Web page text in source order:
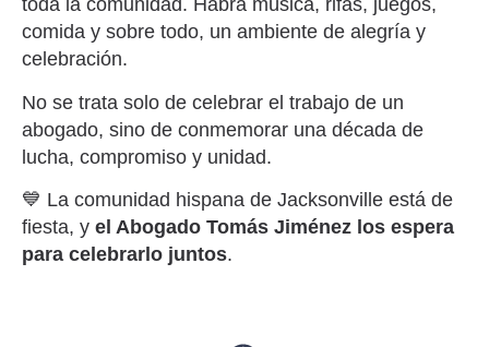
toda la comunidad. Habrá música, rifas, juegos,
comida y sobre todo, un ambiente de alegría y
celebración.
No se trata solo de celebrar el trabajo de un
abogado, sino de conmemorar una década de
lucha, compromiso y unidad.
💙 La comunidad hispana de Jacksonville está de
fiesta, y el Abogado Tomás Jiménez los espera
para celebrarlo juntos.